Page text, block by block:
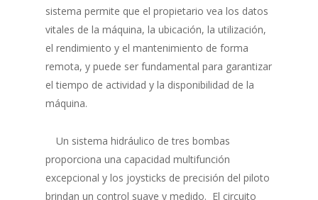
sistema permite que el propietario vea los datos
vitales de la máquina, la ubicación, la utilización,
el rendimiento y el mantenimiento de forma
remota, y puede ser fundamental para garantizar
el tiempo de actividad y la disponibilidad de la
máquina.
Un sistema hidráulico de tres bombas
proporciona una capacidad multifunción
excepcional y los joysticks de precisión del piloto
brindan un control suave y medido. El circuito